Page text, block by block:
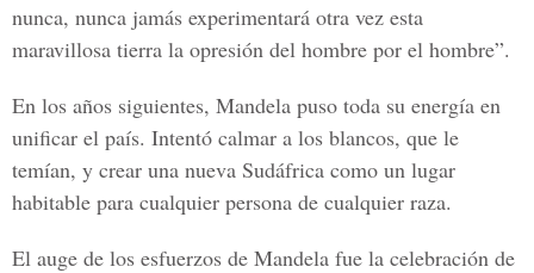
nunca, nunca jamás experimentará otra vez esta
maravillosa tierra la opresión del hombre por el hombre”.
En los años siguientes, Mandela puso toda su energía en
unificar el país. Intentó calmar a los blancos, que le
temían, y crear una nueva Sudáfrica como un lugar
habitable para cualquier persona de cualquier raza.
El auge de los esfuerzos de Mandela fue la celebración de